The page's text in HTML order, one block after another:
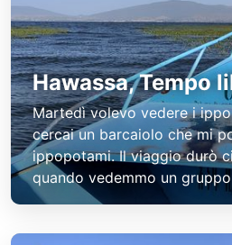
Hawassa, Tempo
Martedì volevo vedere i
cercai un barcaiolo che mi
ippopotami. Il viaggio durò
quando vedemmo un